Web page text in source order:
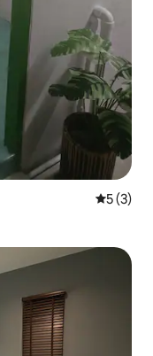
5 de
5 (3)